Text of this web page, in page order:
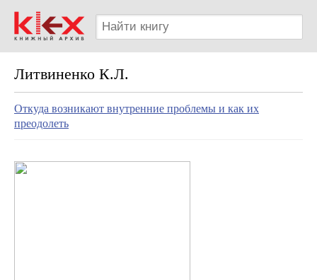
Литвиненко К.Л.
Откуда возникают внутренние проблемы и как их
преодолеть